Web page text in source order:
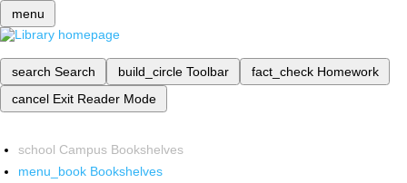
menu
search Search build_circle Toolbar fact_check Homework
cancel Exit Reader Mode
school Campus Bookshelves
menu_book Bookshelves